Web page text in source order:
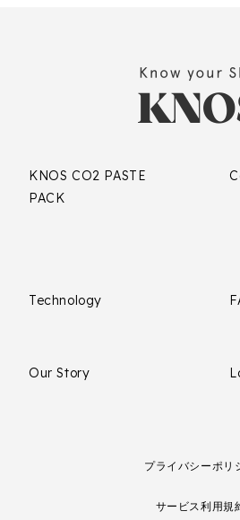
KNOS CO2 PASTE
PACK
Technology
Our Story
プライバシーポリ
サービス利用規